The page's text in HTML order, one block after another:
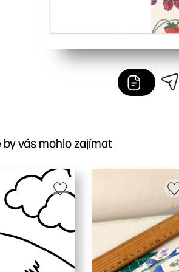
by vás mohlo zajímat